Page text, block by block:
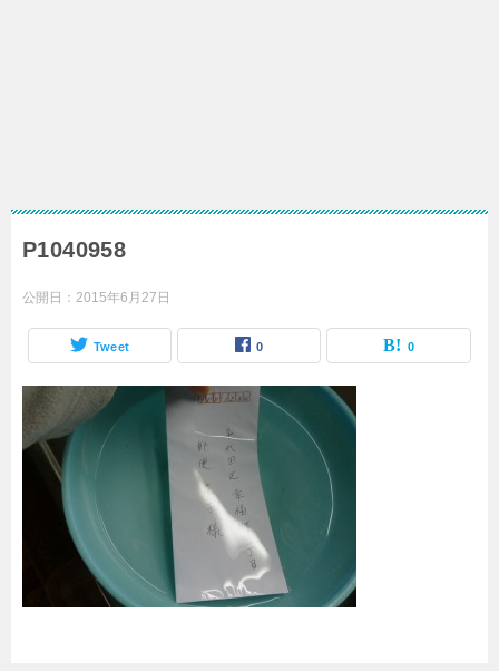
P1040958
公開日： 2015年6月27日
Tweet 0 0